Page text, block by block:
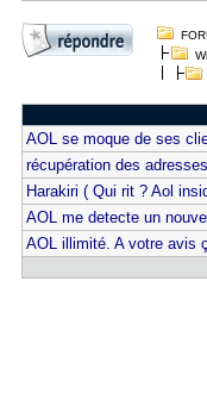
AOL se moque de ses
récupération des
Harakiri ( Qui rit ? Aol
AOL me detecte un
AOL illimité. A votre avis